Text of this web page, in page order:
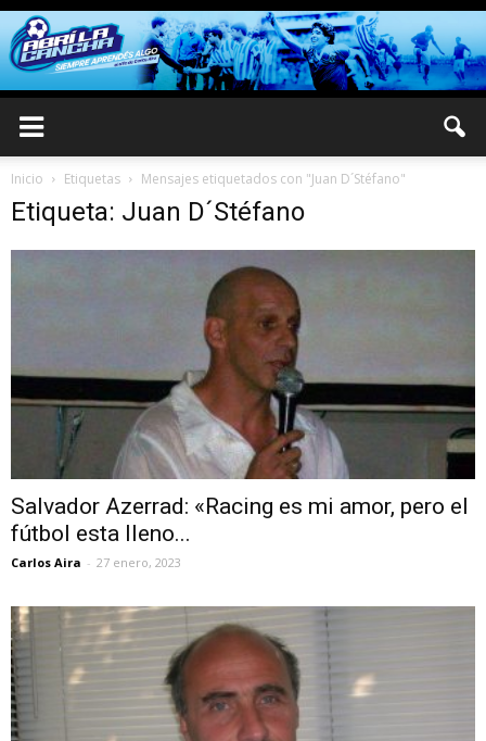
Inicio Etiquetas Mensajes etiquetados con "Juan D´Stéfano"
Etiqueta: Juan D´Stéfano
Salvador Azerrad: «Racing es mi amor, pero el
fútbol esta lleno...
Carlos Aira - 27 enero, 2023